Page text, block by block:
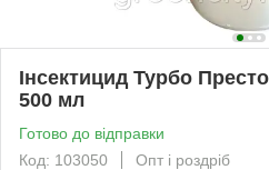
Інсектицид Турбо
500 мл
Готово до відправки
Код: 103050
Опт і роздріб